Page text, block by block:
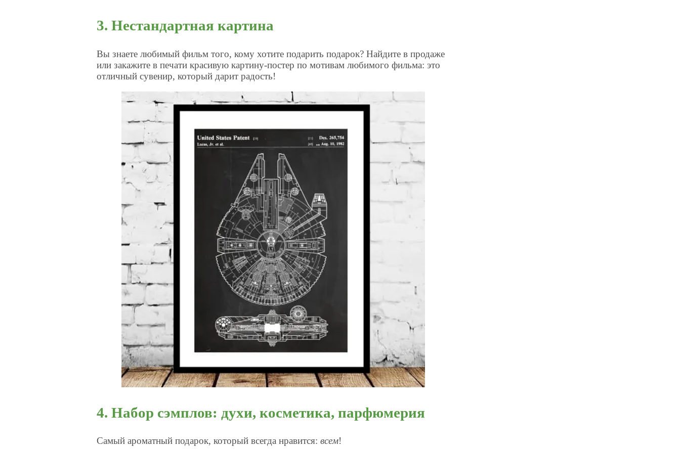
3. Нестандартная картина
Вы знаете любимый фильм того, кому хотите подарить подарок? Найдите в продаже
или закажите в печати красивую картину-постер по мотивам любимого фильма: это
отличный сувенир, который дарит радость!
4. Набор сэмплов: духи, косметика, парфюмерия
Самый ароматный подарок, который всегда нравится:всем!